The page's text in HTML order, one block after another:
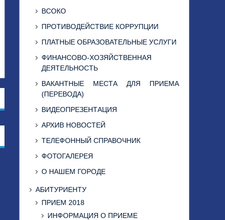
ВСОКО
ПРОТИВОДЕЙСТВИЕ КОРРУПЦИИ
ПЛАТНЫЕ ОБРАЗОВАТЕЛЬНЫЕ УСЛУГИ
ФИНАНСОВО-ХОЗЯЙСТВЕННАЯ
ДЕЯТЕЛЬНОСТЬ
ВАКАНТНЫЕ МЕСТА ДЛЯ ПРИЕМА
(ПЕРЕВОДА)
ВИДЕОПРЕЗЕНТАЦИЯ
АРХИВ НОВОСТЕЙ
ТЕЛЕФОННЫЙ СПРАВОЧНИК
ФОТОГАЛЕРЕЯ
О НАШЕМ ГОРОДЕ
АБИТУРИЕНТУ
ПРИЕМ 2018
ИНФОРМАЦИЯ О ПРИЕМЕ